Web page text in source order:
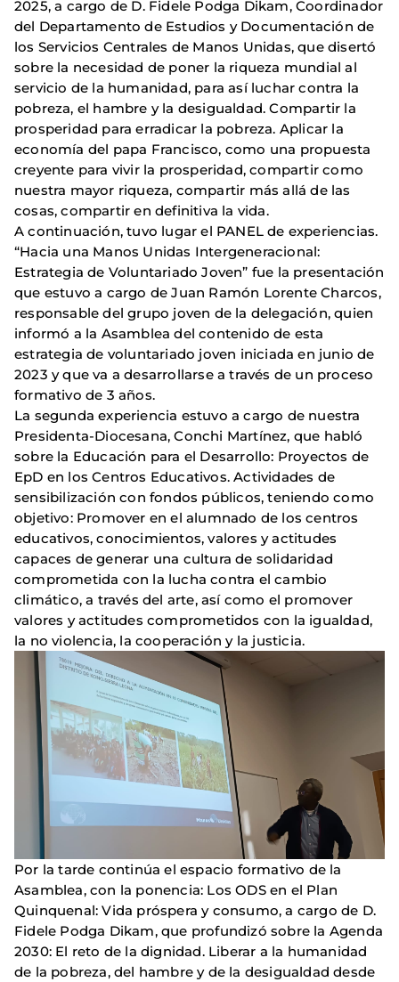
2025, a cargo de D. Fidele Podga Dikam, Coordinador
del Departamento de Estudios y Documentación de
los Servicios Centrales de Manos Unidas, que disertó
sobre la necesidad de poner la riqueza mundial al
servicio de la humanidad, para así luchar contra la
pobreza, el hambre y la desigualdad. Compartir la
prosperidad para erradicar la pobreza. Aplicar la
economía del papa Francisco, como una propuesta
creyente para vivir la prosperidad, compartir como
nuestra mayor riqueza, compartir más allá de las
cosas, compartir en definitiva la vida.
A continuación, tuvo lugar el PANEL de experiencias.
“Hacia una Manos Unidas Intergeneracional:
Estrategia de Voluntariado Joven” fue la presentación
que estuvo a cargo de Juan Ramón Lorente Charcos,
responsable del grupo joven de la delegación, quien
informó a la Asamblea del contenido de esta
estrategia de voluntariado joven iniciada en junio de
2023 y que va a desarrollarse a través de un proceso
formativo de 3 años.
La segunda experiencia estuvo a cargo de nuestra
Presidenta-Diocesana, Conchi Martínez, que habló
sobre la Educación para el Desarrollo: Proyectos de
EpD en los Centros Educativos. Actividades de
sensibilización con fondos públicos, teniendo como
objetivo: Promover en el alumnado de los centros
educativos, conocimientos, valores y actitudes
capaces de generar una cultura de solidaridad
comprometida con la lucha contra el cambio
climático, a través del arte, así como el promover
valores y actitudes comprometidos con la igualdad,
la no violencia, la cooperación y la justicia.
Por la tarde continúa el espacio formativo de la
Asamblea, con la ponencia: Los ODS en el Plan
Quinquenal: Vida próspera y consumo, a cargo de D.
Fidele Podga Dikam, que profundizó sobre la Agenda
2030: El reto de la dignidad. Liberar a la humanidad
de la pobreza, del hambre y de la desigualdad desde